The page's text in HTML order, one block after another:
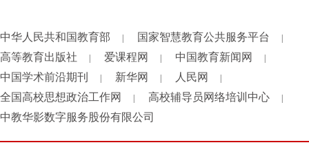
中华人民共和国教育部 | 国家智慧教育公共服务平台 |
高等教育出版社 | 爱课程网 | 中国教育新闻网 |
中国学术前沿期刊 | 新华网 | 人民网 |
全国高校思想政治工作网 | 高校辅导员网络培训中心 |
中教华影数字服务股份有限公司